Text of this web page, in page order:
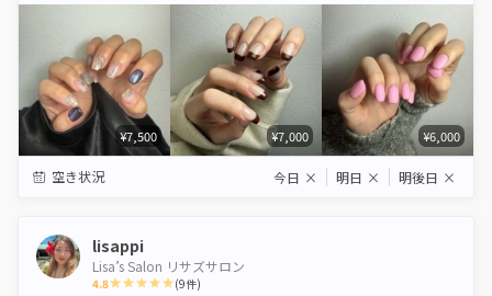
¥7,500 ¥7,000 ¥6,000
空き状況 今日 × 明日 × 明後日 ×
lisappi
Lisa’s Salon リサズサロン
4.8 (9件)